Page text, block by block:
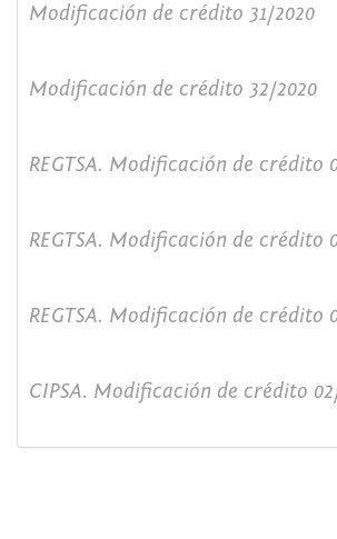
Modificación de crédito 31/2020
Modificación de crédito 32/2020
REGTSA. Modificación de crédito
REGTSA. Modificación de crédito
REGTSA. Modificación de crédito
CIPSA. Modificación de crédito